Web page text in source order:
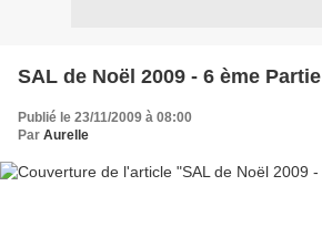
SAL de Noël 2009 - 6 ème Partie
Publié le 23/11/2009 à 08:00
Par Aurelle